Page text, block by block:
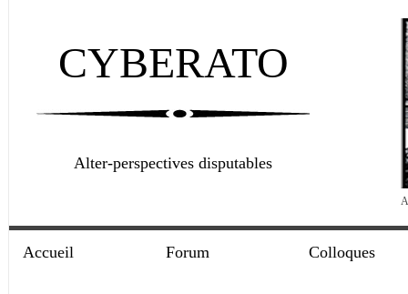
CYBERATO
Alter-perspectives disputables
Accueil Forum Colloques